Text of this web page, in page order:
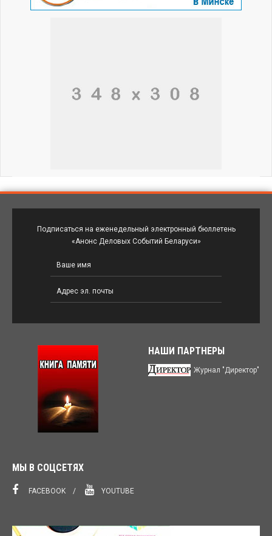
Подписаться на еженедельный электронный бюллетень
«Анонс Деловых Событий Беларуси»
НАШИ ПАРТНЕРЫ
Журнал "Директор"
МЫ В СОЦСЕТЯХ
FACEBOOK YOUTUBE